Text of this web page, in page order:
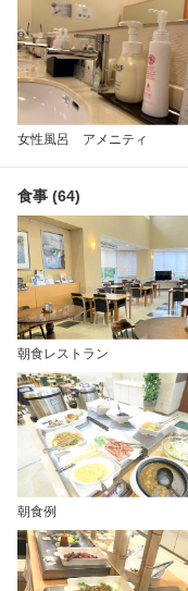
女性風呂 アメニティ
食事 (64)
朝食レストラン
朝食例